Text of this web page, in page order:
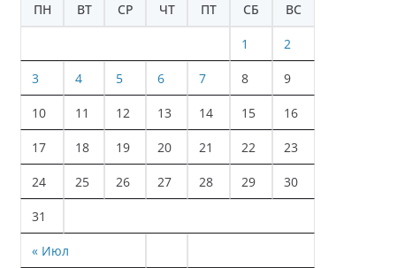
ПН
ВТ СР ЧТ ПТ СБ ВС
« Июл
1 2
3 4 5 6 7 8 9
10 11 12 13 14 15 16
17 18 19 20 21 22 23
24 25 26 27 28 29 30
31